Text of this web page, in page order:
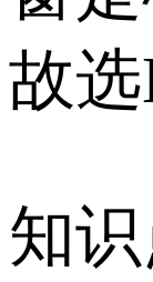
故选
知识